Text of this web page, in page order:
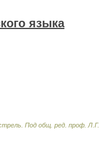
языка
Под общ. ред. проф. Л.Г.